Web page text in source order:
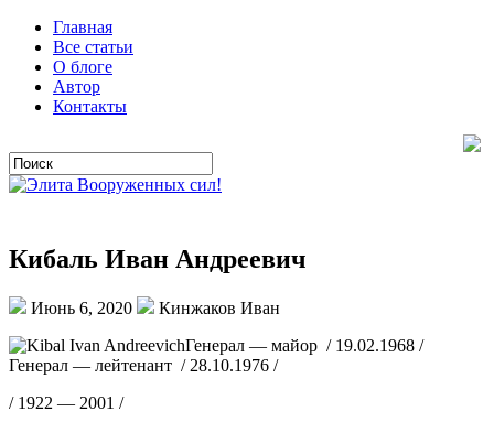
Главная
Все статьи
О блоге
Автор
Контакты
Кибаль Иван Андреевич
Июнь 6, 2020
Кинжаков Иван
Генерал — майор / 19.02.1968 /
Генерал — лейтенант / 28.10.1976 /
/ 1922 — 2001 /